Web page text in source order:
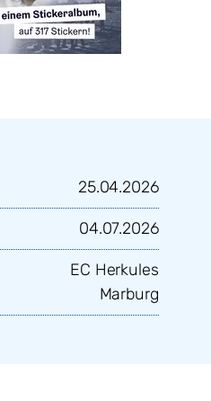
25.04.2026
04.07.2026
EC Herkules
Marburg